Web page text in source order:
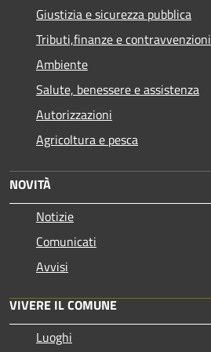
Giustizia e sicurezza pubblica
Tributi,finanze e contravvenzioni
Ambiente
Salute, benessere e assistenza
Autorizzazioni
Agricoltura e pesca
NOVITÀ
Notizie
Comunicati
Avvisi
VIVERE IL COMUNE
Luoghi